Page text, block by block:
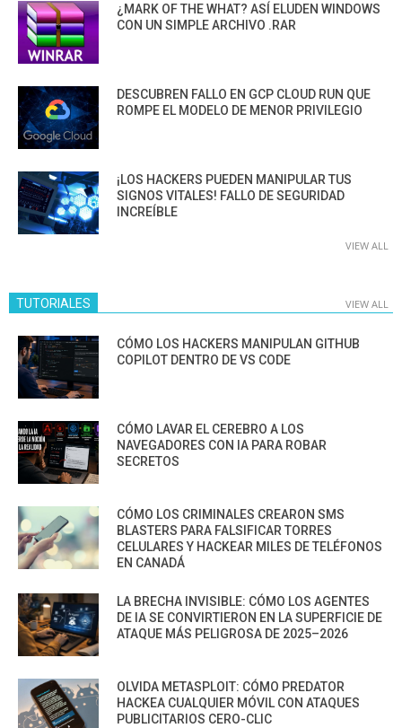
¿MARK OF THE WHAT? ASÍ ELUDEN WINDOWS
CON UN SIMPLE ARCHIVO .RAR
DESCUBREN FALLO EN GCP CLOUD RUN QUE
ROMPE EL MODELO DE MENOR PRIVILEGIO
¡LOS HACKERS PUEDEN MANIPULAR TUS
SIGNOS VITALES! FALLO DE SEGURIDAD
INCREÍBLE
VIEW ALL
TUTORIALES VIEW ALL
CÓMO LOS HACKERS MANIPULAN GITHUB
COPILOT DENTRO DE VS CODE
CÓMO LAVAR EL CEREBRO A LOS
NAVEGADORES CON IA PARA ROBAR
SECRETOS
CÓMO LOS CRIMINALES CREARON SMS
BLASTERS PARA FALSIFICAR TORRES
CELULARES Y HACKEAR MILES DE TELÉFONOS
EN CANADÁ
LA BRECHA INVISIBLE: CÓMO LOS AGENTES
DE IA SE CONVIRTIERON EN LA SUPERFICIE DE
ATAQUE MÁS PELIGROSA DE 2025–2026
OLVIDA METASPLOIT: CÓMO PREDATOR
HACKEA CUALQUIER MÓVIL CON ATAQUES
PUBLICITARIOS CERO-CLIC